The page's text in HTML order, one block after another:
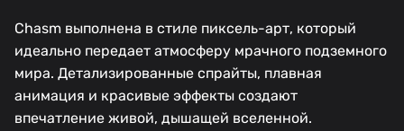
Chasm выполнена в стиле пиксель-арт, который
идеально передает атмосферу мрачного подземного
мира. Детализированные спрайты, плавная
анимация и красивые эффекты создают
впечатление живой, дышащей вселенной.